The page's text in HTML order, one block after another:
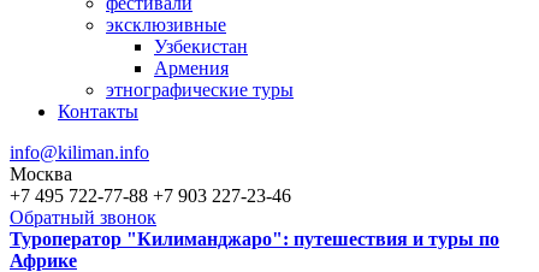
эксклюзивные
Узбекистан
Армения
этнографические туры
Контакты
info@kiliman.info
Москва
+7 495 722-77-88 +7 903 227-23-46
Обратный звонок
Туроператор "Килиманджаро": путешествия и туры по
Африке